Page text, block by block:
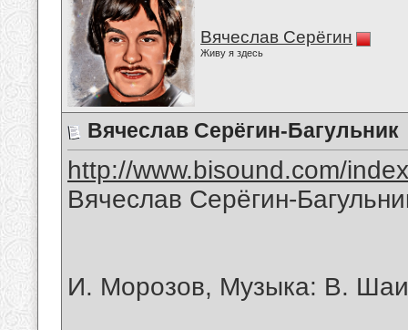
Вячеслав Серёгин
Живу я здесь
Вячеслав Серёгин-Багульник
http://www.bisound.com/
Вячеслав Серёгин-
И. Морозов, Музыка: В.